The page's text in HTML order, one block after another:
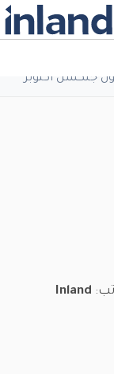
جنكشن أكتوبر
Inland